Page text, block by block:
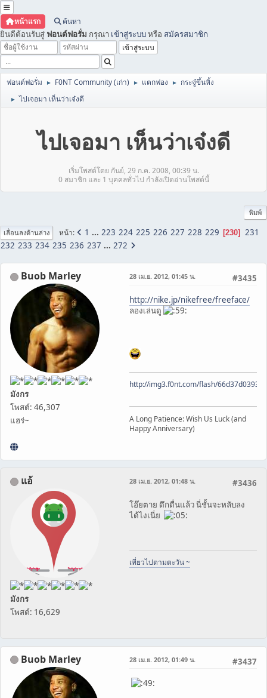
หน้าแรก ค้นหา
ยินดีต้อนรับสู่ ฟอนต์ฟอรั่ม กรุณา เข้าสู่ระบบหรือ สมัครสมาชิก
ฟอนต์ฟอรั่ม ► F0NT Community (เก่า) ► แตกฟอง ► กระจู๋ขึ้นหิ้ง
► ไปเจอมา เห็นว่าเจ๋งดี
ไปเจอมา เห็นว่าเจ๋งดี
เริ่มโพสต์โดย กันย์, 29 ก.ค. 2008, 00:39 น.
0 สมาชิก และ 1 บุคคลทั่วไป กำลังเปิดอ่านโพสต์นี้
พิมพ์
เลื่อนลงด้านล่าง หน้า 1 ... 223 224 225 226 227 228 229 230
231
232 233 234 235 236 237 ... 272
Buob Marley
มังกร
โพสต์: 46,307
แฮร่~
#3435
28 เม.ย. 2012, 01:45 น.
http://nike.jp/nikefree/freeface/
ลองเล่นดู
http://img3.f0nt.com/flash/
A Long Patience: Wish Us Luck (and
Happy Anniversary)
แอ้
มังกร
โพสต์: 16,629
#3436
28 เม.ย. 2012, 01:48 น.
โอ๊ยตาย ดึกดื่นแล้ว นี่ชั้นจะหลับลง
ได้ไงเนี่ย
เที่ยวไปตามตะวัน ~
Buob Marley #3437
28 เม.ย. 2012, 01:49 น.